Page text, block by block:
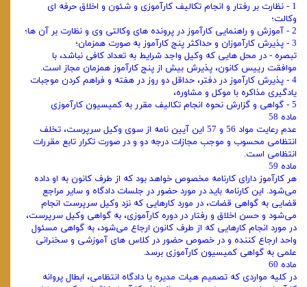
1 - نظارت بر رفتار و انجام تکالیف کارآموزی و شئون و اخلاق حرفه ‌ای
وکالت؛
2 - آموزش و راهنمایی کارآموز در پرونده ‌های وکالتی وی و نظارت بر آن ‌ها؛
3 - پذیرش کارآموزان و حداکثر پنج کارآموز به ‌صورت همزمان؛
تبصره - در محل ‌هایی که وکیل واجد شرایط به تعداد کافی نباشد، با
موافقت رییس کانون، پذیرش بیش از پنج کارآموز همزمان مجاز است.
4 - پذیرش کارآموز در دفتر، حداقل دو روز در هفته و فراهم کردن موجبات
یادگیری مذاکره با موکل و مشاوره،
5 - گواهی و گزارش نحوه انجام تکالیف مقرر به کمیسیون کارآموزی
ماده 58
عدم رعایت مواد 56 و 57 این آیین نامه از سوی وکیل سرپرست، تخلف
انتظامی محسوب و موجب مجازات درجه دو و در صورت تکرار تابع مقررات
انتظامی است.
ماده 59
هر کارآموز دارای کارنامه مخصوص خواهد بود که از طرف کانون به او داده
می‌شود. این کارنامه باید در مورد حضور در جلسات دادگاه و سایر مراجع
قضایی به گواهی قضات، در مورد کارهایی که نزد وکیل سرپرست انجام
می‌شود و حسن اخلاق و رفتار در دوره کارآموزی، به گواهی وکیل سرپرست،
در مورد انجام کارهایی که از طرف کانون ارجاع می‌شود، به گواهی مسئول
واحد ارجاع‌ کننده و در خصوص حضور در کلاس‌ های آموزشی و سخنرانی
علمی به گواهی کمیسیون کارآموزی برسد.
ماده 60
در کلیه مواردی که تصمیم هیات ‌مدیره یا دادگاه انتظامی، ابطال پروانه